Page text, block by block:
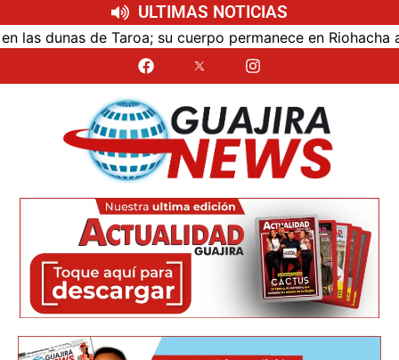
ULTIMAS NOTICIAS
de Taroa; su cuerpo permanece en Riohacha a la